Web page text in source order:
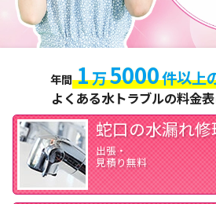
年間 1万5000件以上
よくある水トラブルの料金表
蛇口の水漏れ修
出張・
見積り無料